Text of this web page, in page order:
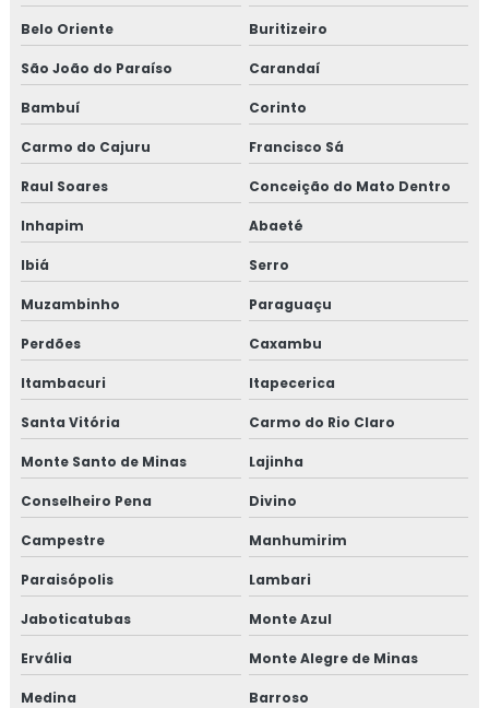
Belo Oriente Buritizeiro
São João do Paraíso Carandaí
Bambuí Corinto
Carmo do Cajuru Francisco Sá
Raul Soares Conceição do Mato Dentro
Inhapim Abaeté
Ibiá Serro
Muzambinho Paraguaçu
Perdões Caxambu
Itambacuri Itapecerica
Santa Vitória Carmo do Rio Claro
Monte Santo de Minas Lajinha
Conselheiro Pena Divino
Campestre Manhumirim
Paraisópolis Lambari
Jaboticatubas Monte Azul
Ervália Monte Alegre de Minas
Medina Barroso